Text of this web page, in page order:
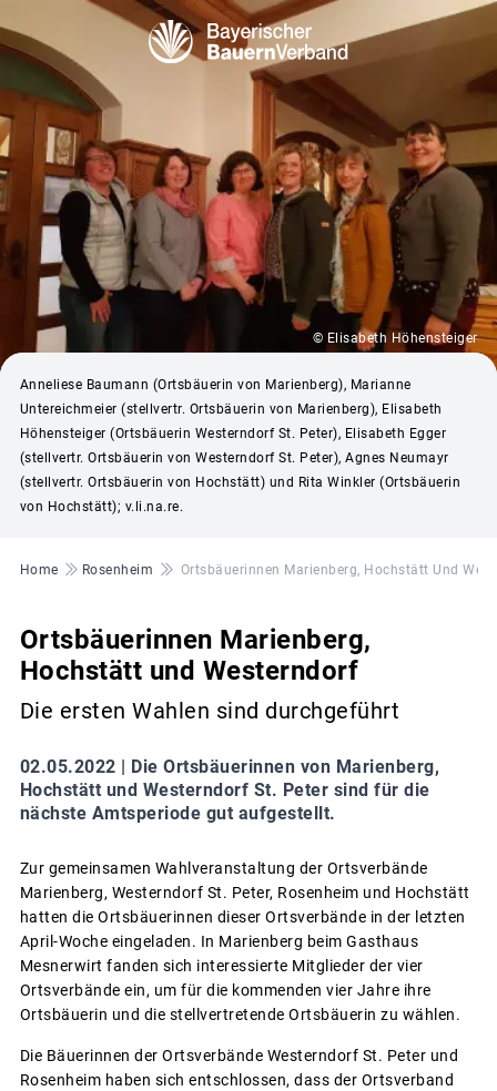
© Elisabeth Höhensteiger
Anneliese Baumann (Ortsbäuerin von Marienberg), Marianne
Untereichmeier (stellvertr. Ortsbäuerin von Marienberg), Elisabeth
Höhensteiger (Ortsbäuerin Westerndorf St. Peter), Elisabeth Egger
(stellvertr. Ortsbäuerin von Westerndorf St. Peter), Agnes Neumayr
(stellvertr. Ortsbäuerin von Hochstätt) und Rita Winkler (Ortsbäuerin
von Hochstätt); v.li.na.re.
Pfadnavigation
Home Rosenheim Ortsbäuerinnen Marienberg, Hochstätt Und
Ortsbäuerinnen Marienberg,
Hochstätt und Westerndorf
Die ersten Wahlen sind durchgeführt
02.05.2022 |
Die Ortsbäuerinnen von Marienberg,
Hochstätt und Westerndorf St. Peter sind für die
nächste Amtsperiode gut aufgestellt.
Zur gemeinsamen Wahlveranstaltung der Ortsverbände
Marienberg, Westerndorf St. Peter, Rosenheim und Hochstätt
hatten die Ortsbäuerinnen dieser Ortsverbände in der letzten
April-Woche eingeladen. In Marienberg beim Gasthaus
Mesnerwirt fanden sich interessierte Mitglieder der vier
Ortsverbände ein, um für die kommenden vier Jahre ihre
Ortsbäuerin und die stellvertretende Ortsbäuerin zu wählen.
Die Bäuerinnen der Ortsverbände Westerndorf St. Peter und
Rosenheim haben sich entschlossen, dass der Ortsverband